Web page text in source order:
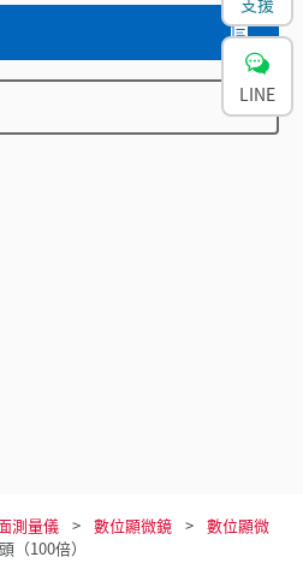
測量儀 數位顯微鏡
數位顯微
（100倍）
LINE